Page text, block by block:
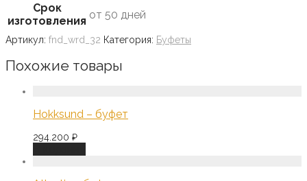
Срок
изготовления от 50 дней
Артикул: fnd_wrd_32 Категория: Буфеты
Похожие товары
Hokksund – буфет
294.200 ₽